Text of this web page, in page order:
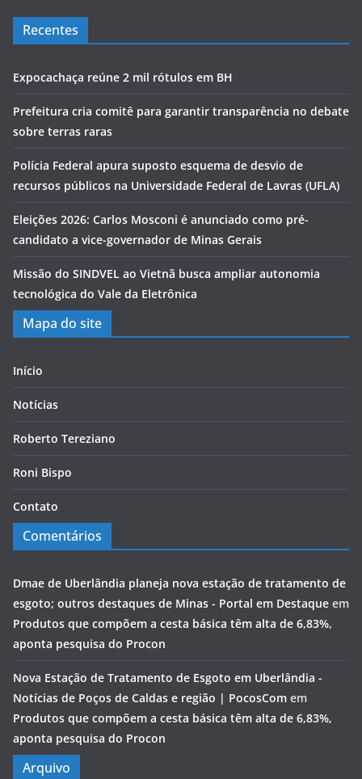
Recentes
Expocachaça reúne 2 mil rótulos em BH
Prefeitura cria comitê para garantir transparência no debate
sobre terras raras
Polícia Federal apura suposto esquema de desvio de
recursos públicos na Universidade Federal de Lavras (UFLA)
Eleições 2026: Carlos Mosconi é anunciado como pré-
candidato a vice-governador de Minas Gerais
Missão do SINDVEL ao Vietnã busca ampliar autonomia
tecnológica do Vale da Eletrônica
Mapa do site
Início
Notícias
Roberto Tereziano
Roni Bispo
Contato
Comentários
Dmae de Uberlândia planeja nova estação de tratamento de
esgoto; outros destaques de Minas - Portal em Destaque em
Produtos que compõem a cesta básica têm alta de 6,83%,
aponta pesquisa do Procon
Nova Estação de Tratamento de Esgoto em Uberlândia -
Notícias de Poços de Caldas e região | PocosCom em
Produtos que compõem a cesta básica têm alta de 6,83%,
aponta pesquisa do Procon
Arquivo